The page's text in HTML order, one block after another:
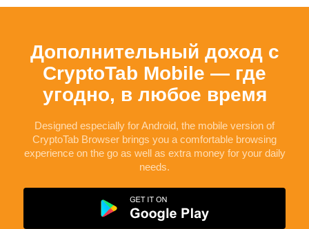
Дополнительный доход с
CryptoTab Mobile — где
угодно, в любое время
Designed especially forAndroid, the mobile version of
CryptoTab Browser brings you a comfortable browsing
experience on the go as well as extra money for your daily
needs.